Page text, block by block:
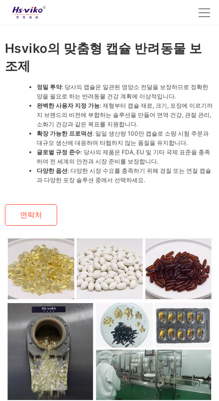
Hsviko의 맞춤형 캡슐 반려동물 보
조제
정밀 투약: 당사의 캡슐은 일관된 영양소 전달을 보장하므로 정확한
양을 필요로 하는 반려동물 건강 계획에 이상적입니다.
완벽한 사용자 지정 가능: 제형부터 캡슐 재료, 크기, 포장에 이르기까
지 브랜드의 비전에 부합하는 솔루션을 만들어 면역 건강, 관절 관리,
소화기 건강과 같은 목표를 지원합니다.
확장 가능한 프로덕션: 일일 생산량 100만 캡슐로 소량 시험 주문과
대규모 생산에 대응하며 타협하지 않는 품질을 유지합니다.
글로벌 규정 준수: 당사의 제품은 FDA, EU 및 기타 국제 표준을 충족
하여 전 세계의 안전과 시장 준비를 보장합니다.
다양한 옵션: 다양한 시장 수요를 충족하기 위해 경질 또는 연질 캡슐
과 다양한 포장 솔루션 중에서 선택하세요.
연락처